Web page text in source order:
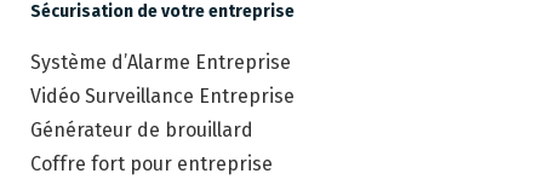
Sécurisation de votre entreprise
Système d’Alarme Entreprise
Vidéo Surveillance Entreprise
Générateur de brouillard
Coffre fort pour entreprise